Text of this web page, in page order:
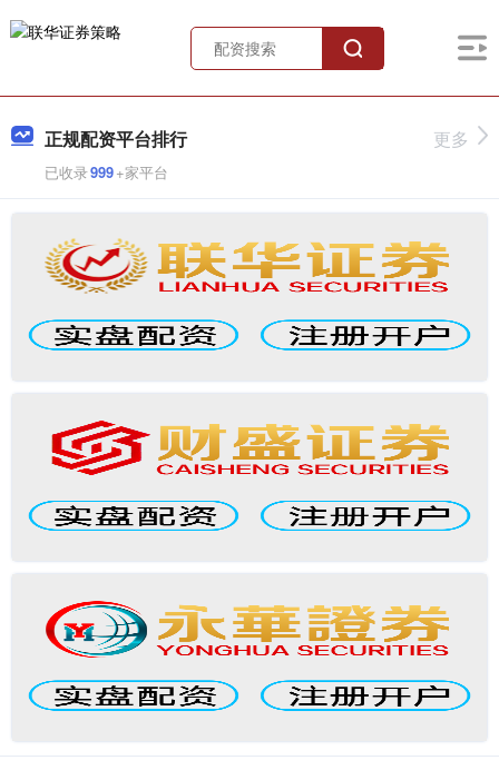
正规配资平台排行
已收录999+家平台
更多